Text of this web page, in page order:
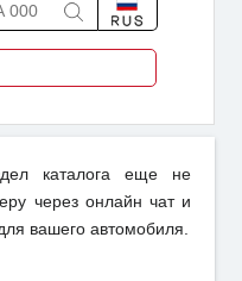
каталога еще не
через онлайн чат и
вашего автомобиля.